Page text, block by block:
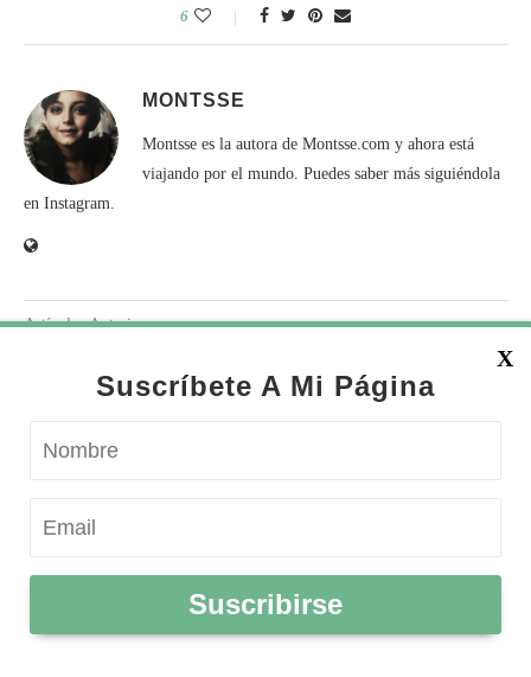
Suscríbete A Mi Página
Suscribirse
X
6
MONTSSE
Montsse es la autora de Montsse.com y ahora está
viajando por el mundo. Puedes saber más siguiéndola
en Instagram.
Artículos Anteriores
INCLUIRLA EN TU RUTINA?